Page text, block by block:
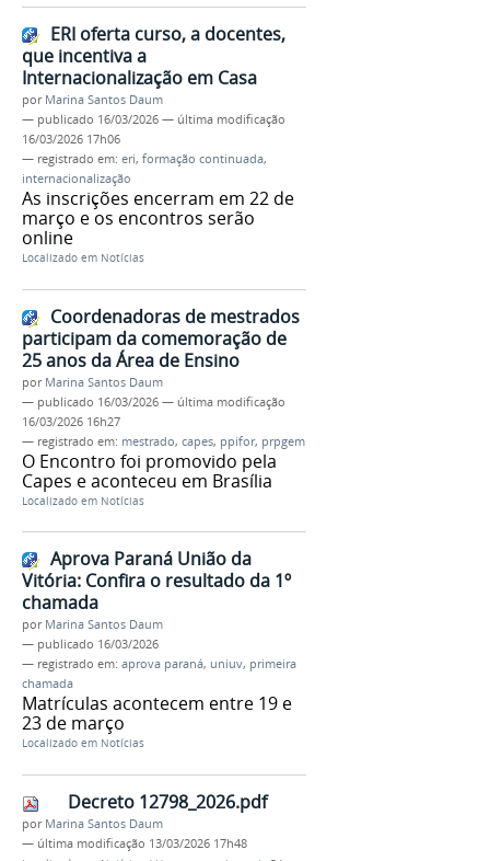
ERI oferta curso, a docentes,
que incentiva a
Internacionalização em Casa
por Marina Santos Daum
— publicado 16/03/2026 — última modificação
16/03/2026 17h06
— registrado em: eri, formação continuada,
internacionalização
As inscrições encerram em 22 de
março e os encontros serão
online
Localizado em Notícias
Coordenadoras de mestrados
participam da comemoração de
25 anos da Área de Ensino
por Marina Santos Daum
— publicado 16/03/2026 — última modificação
16/03/2026 16h27
— registrado em: mestrado, capes, ppifor, prpgem
O Encontro foi promovido pela
Capes e aconteceu em Brasília
Localizado em Notícias
Aprova Paraná União da
Vitória: Confira o resultado da 1º
chamada
por Marina Santos Daum
— publicado 16/03/2026
— registrado em: aprova paraná, uniuv, primeira
chamada
Matrículas acontecem entre 19 e
23 de março
Localizado em Notícias
Decreto 12798_2026.pdf
por Marina Santos Daum
— última modificação 13/03/2026 17h48